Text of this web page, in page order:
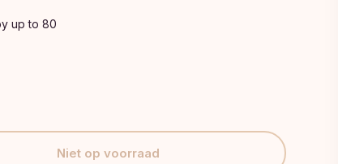
up to 80
Niet op voorraad